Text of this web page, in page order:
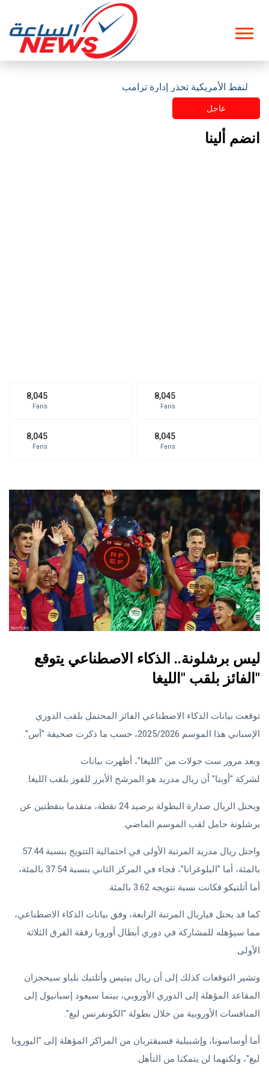
النفط الأمريكية تحذر إدارة ترامب
عاجل
انضم ألينا
8,045
Fans
8,045
Fans
8,045
Fans
8,045
Fans
ليس برشلونة.. الذكاء الاصطناعي يتوقع
الفائز بلقب "الليغا"
توقعت بيانات الذكاء الاصطناعي الفائز المحتمل بلقب الدوري
الإسباني هذا الموسم 2025/2026، حسب ما ذكرت صحيفة "آس".
وبعد مرور ست جولات من "الليغا"، أظهرت بيانات
لشركة "أوبتا" أن ريال مدريد هو المرشح الأبرز للفوز بلقب الليغا.
ويحتل الريال صدارة البطولة برصيد 24 نقطة، متقدما بنقطتين عن
برشلونة حامل لقب الموسم الماضي.
واحتل ريال مدريد المرتبة الأولى في احتمالية التتويج بنسبة 57.44
بالمئة، أما "البلوغرانا"، فجاء في المركز الثاني بنسبة 37.54 بالمئة،
أما أتلتيكو فكانت نسبة تتويجه 3.62 بالمئة.
كما قد يحتل فياريال المرتبة الرابعة، وفق بيانات الذكاء الاصطناعي،
مما سيؤهله للمشاركة في دوري أبطال أوروبا رفقة الفرق الثلاثة
الأولى.
وتشير التوقعات كذلك إلى أن ريال بيتيس وأتلتيك بلباو سيحجزان
المقاعد المؤهلة إلى الدوري الأوروبي، بينما سيعود إسبانيول إلى
المنافسات الأوروبية من خلال بطولة "الكونفرنس ليغ".
أما أوساسونا، وإشبيلية فسيقتربان من المراكز المؤهلة إلى "اليوروبا
ليغ"، ولكنهما لن يتمكنا من التأهل.